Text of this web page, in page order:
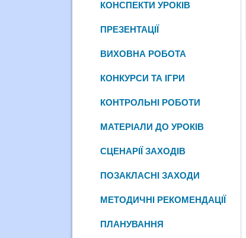
КОНСПЕКТИ УРОКІВ
ПРЕЗЕНТАЦІЇ
ВИХОВНА РОБОТА
КОНКУРСИ ТА ІГРИ
КОНТРОЛЬНІ РОБОТИ
МАТЕРІАЛИ ДО УРОКІВ
СЦЕНАРІЇ ЗАХОДІВ
ПОЗАКЛАСНІ ЗАХОДИ
МЕТОДИЧНІ РЕКОМЕНДАЦІЇ
ПЛАНУВАННЯ